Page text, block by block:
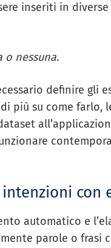
inseriti in diverse
nessuna.
definire gli
più su come farlo,
con
automatico e
parole o frasi